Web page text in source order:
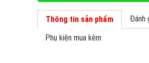
Thông tin sản phẩm
Đánh
Phụ kiện mua kèm